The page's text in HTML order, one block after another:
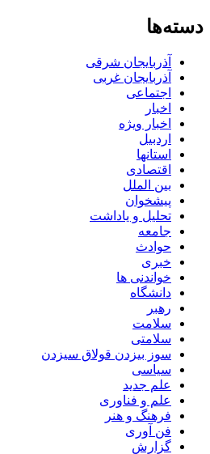
دسته‌ها
آذربایجان شرقی
آذربایجان غربی
اجتماعی
اخبار
اخبار ویژه
اردبیل
استانها
اقتصادی
بین الملل
پیشخوان
تحلیل و یاداشت
جامعه
حوادث
خبری
خواندنی ها
دانشگاه
رهبر
سلامت
سلامتی
سوز بیزدن قولاق سیزدن
سیاسی
علم جدید
علم و فناوری
فرهنگ و هنر
فن آوری
گزارش